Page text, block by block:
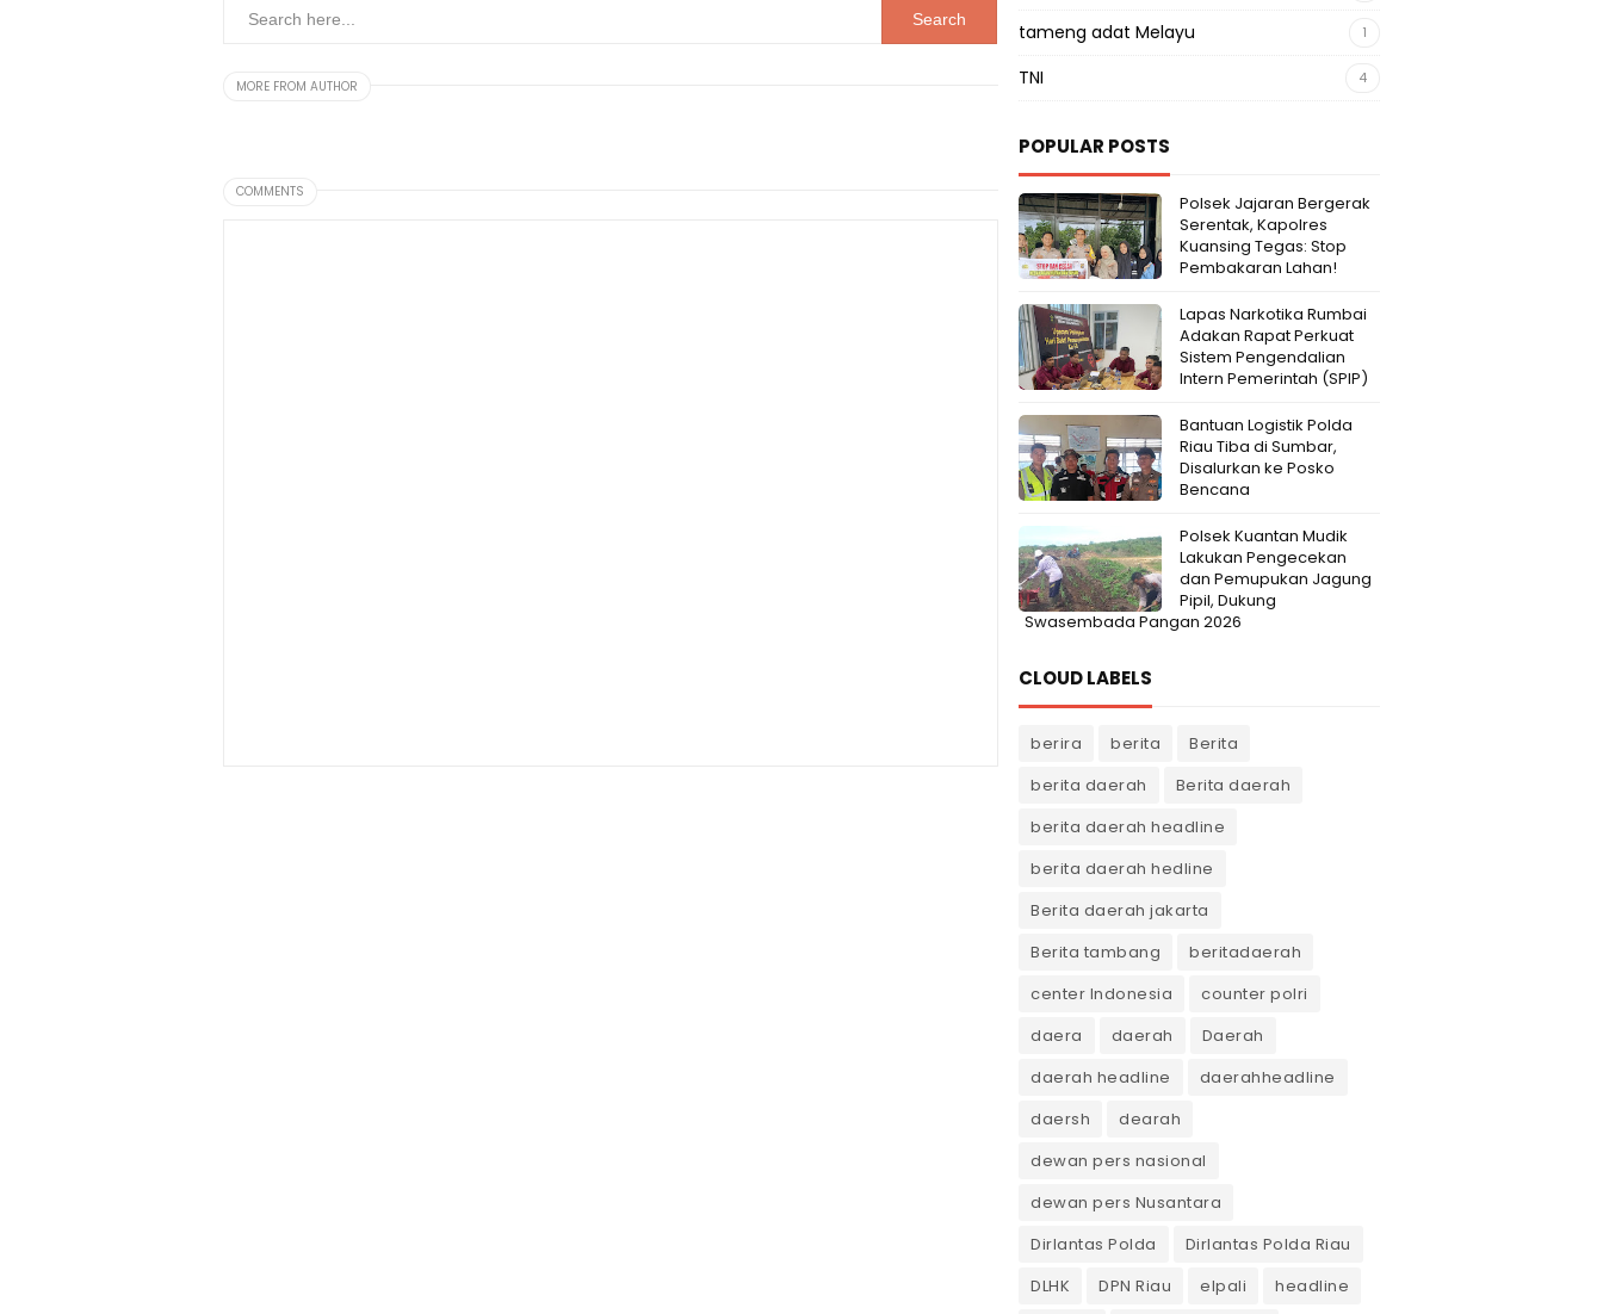
MORE FROM AUTHOR
COMMENTS
tameng adat Melayu 1
TNI 4
POPULAR POSTS
Polsek Jajaran Bergerak
Serentak, Kapolres
Kuansing Tegas: Stop
Pembakaran Lahan!
Lapas Narkotika Rumbai
Adakan Rapat Perkuat
Sistem Pengendalian
Intern Pemerintah (SPIP)
Bantuan Logistik Polda
Riau Tiba di Sumbar,
Disalurkan ke Posko
Bencana
Polsek Kuantan Mudik
Lakukan Pengecekan
dan Pemupukan Jagung
Pipil, Dukung
Swasembada Pangan 2026
CLOUD LABELS
berira berita
Berita
berita daerah
Berita daerah
berita daerah headline
berita daerah hedline
Berita daerah jakarta
Berita tambang
beritadaerah
center Indonesia
counter polri
daera
daerah
Daerah
daerah headline
daerahheadline
daersh
dearah
dewan pers nasional
dewan pers Nusantara
Dirlantas Polda
Dirlantas Polda Riau
DLHK
DPN Riau elpali headline